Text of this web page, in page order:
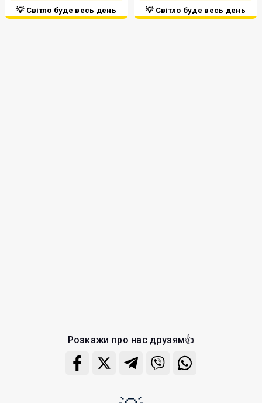
💡 Світло буде весь день 💡 Світло буде весь день
Розкажи про нас друзям👍